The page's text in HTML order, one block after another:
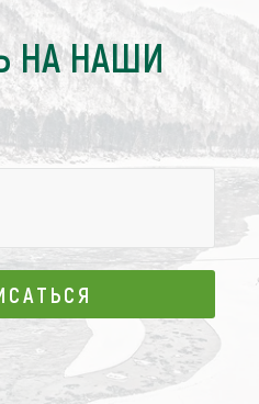
НА НАШИ